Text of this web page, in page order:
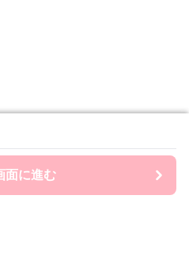
面に進む
面に進む